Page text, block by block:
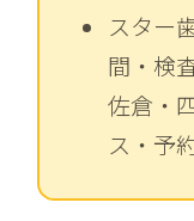
スター
間・検
佐倉・
ス・予